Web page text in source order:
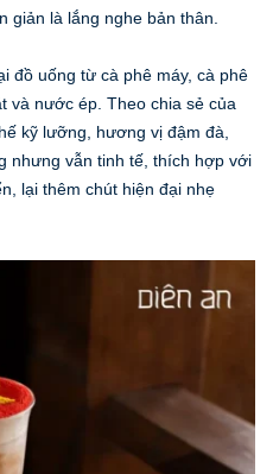
giản là lắng nghe bản thân.
đồ uống từ cà phê máy, cà phê
và nước ép. Theo chia sẻ của
kỹ lưỡng, hương vị đậm đà,
nhưng vẫn tinh tế, thích hợp với
lại thêm chút hiện đại nhẹ